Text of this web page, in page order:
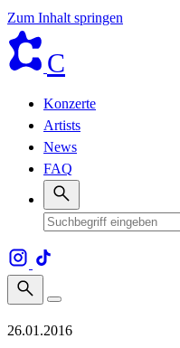
Zum Inhalt springen
C
Konzerte
Artists
News
FAQ
26.01.2016